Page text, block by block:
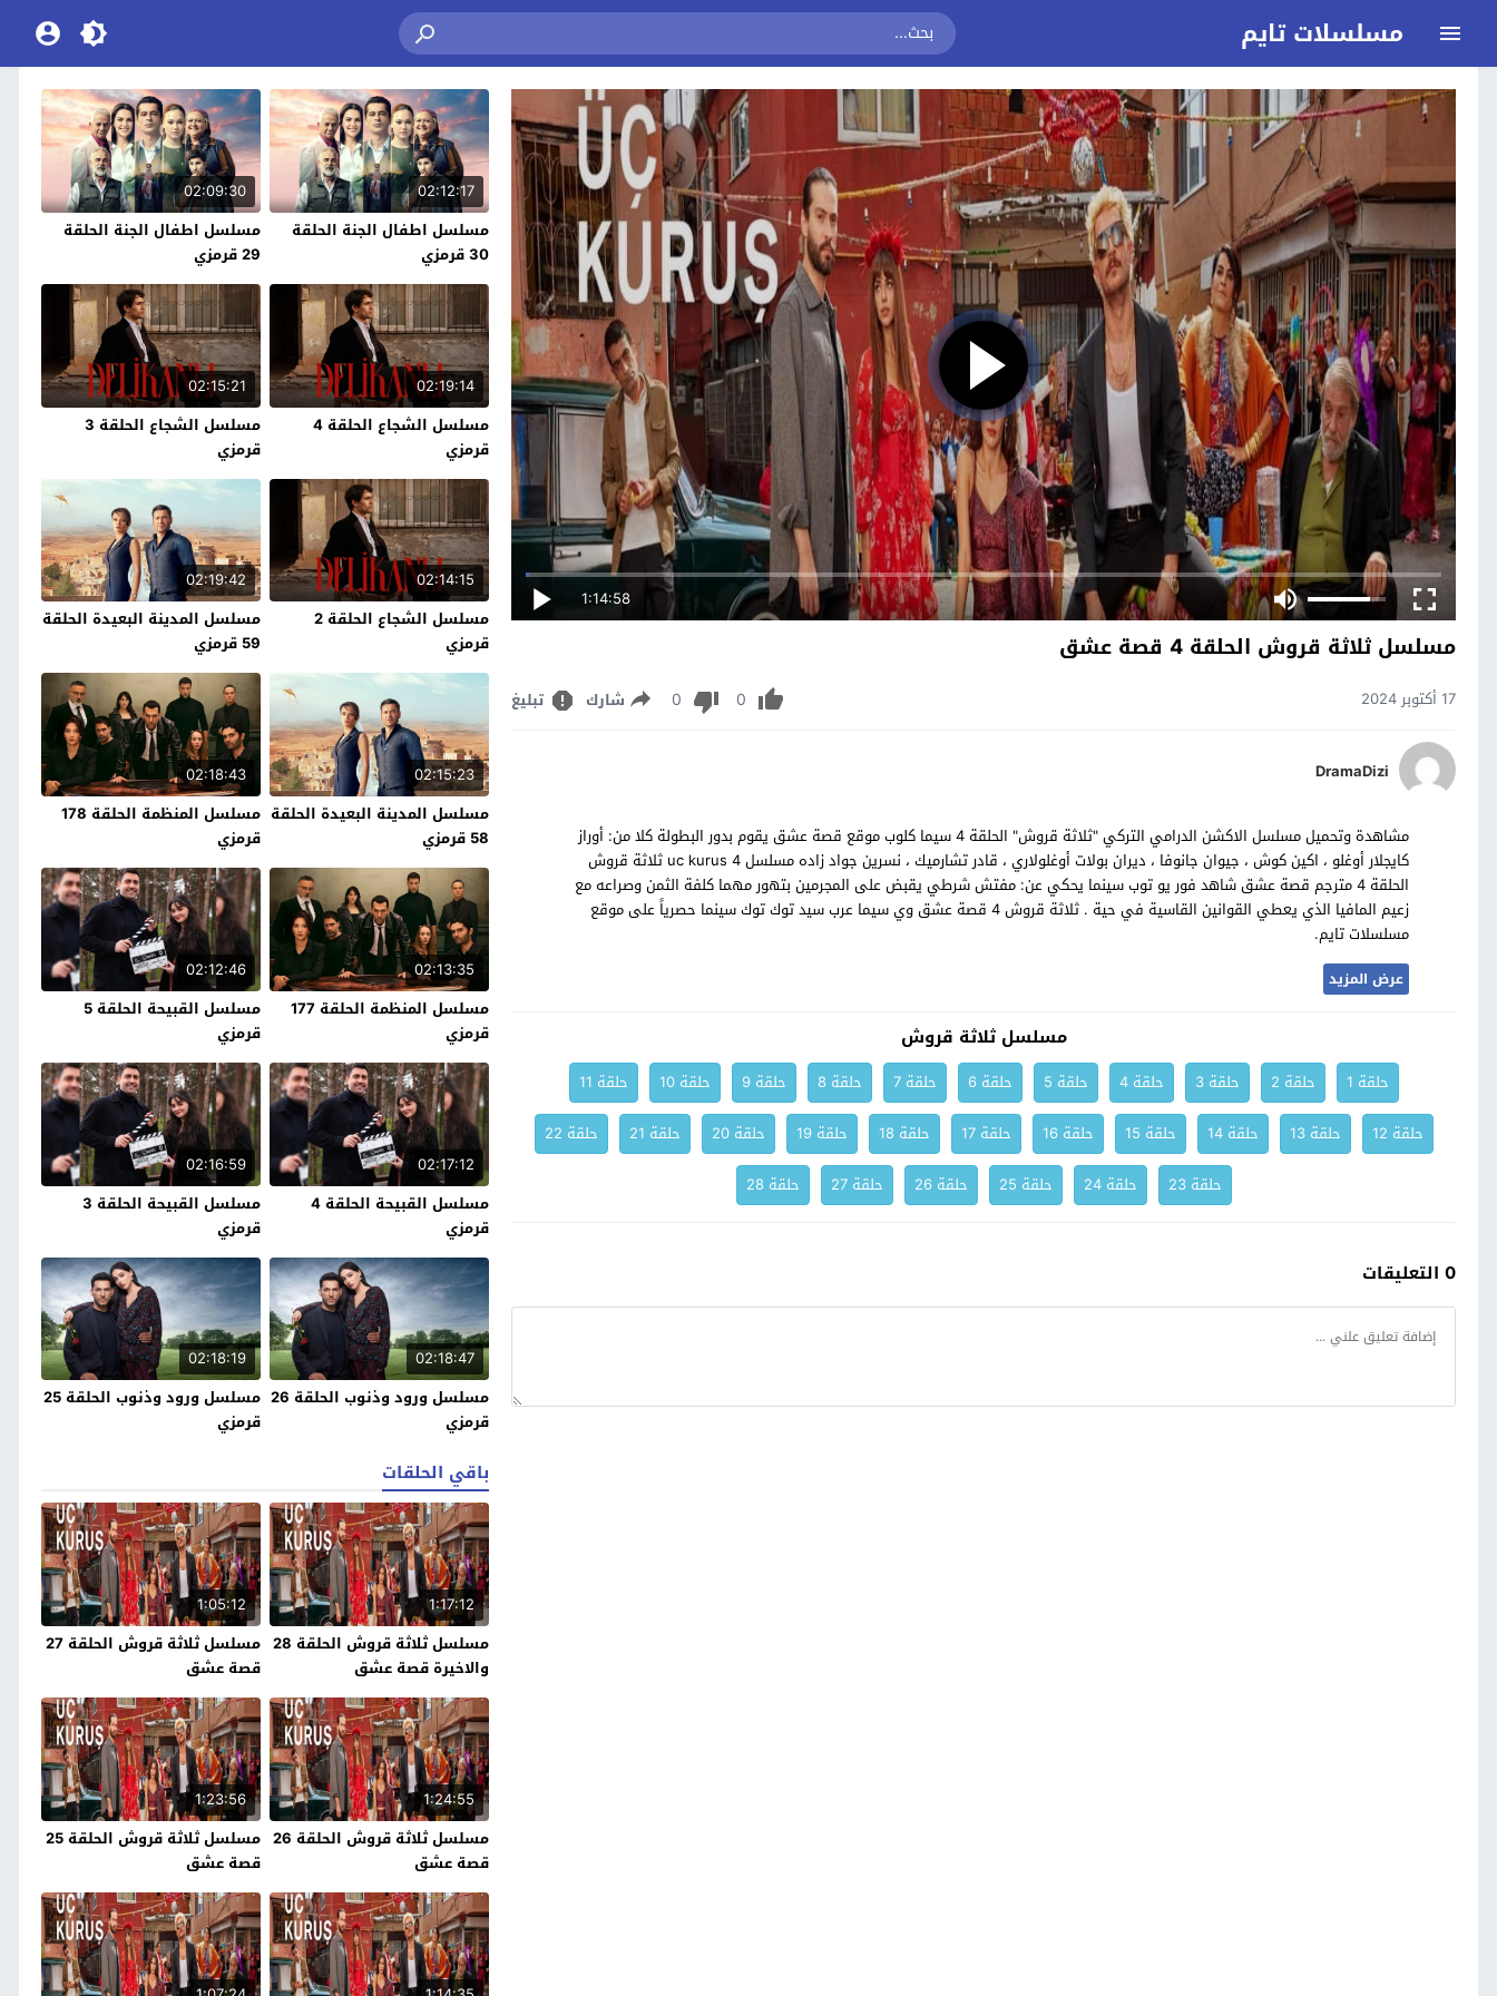
مسلسلات تايم
1:14:58
مسلسل ثلاثة قروش الحلقة 4 قصة عشق
17 أكتوبر 2024 0
0 شارك تبليغ
DramaDizi
مشاهدة وتحميل مسلسل الاكشن الدرامي التركي "ثلاثة قروش" الحلقة 4 سيما كلوب موقع قصة عشق يقوم بدور البطولة كلا من: أوراز
كايجلار أوغلو ، اكين كوش ، جيوان جانوفا ، ديران بولات أوغلولاري ، قادر تشارميك ، نسرين جواد زاده مسلسل uc kurus 4 ثلاثة قروش
الحلقة 4 مترجم قصة عشق شاهد فور يو توب سينما يحكي عن: مفتش شرطي يقبض على المجرمين بتهور مهما كلفة الثمن وصراعه مع
زعيم المافيا الذي يعطي القوانين القاسية في حية . ثلاثة قروش 4 قصة عشق وي سيما عرب سيد توك توك سينما حصرياً على موقع
مسلسلات تايم.
عرض المزيد
مسلسل ثلاثة قروش
حلقة 1 حلقة 2 حلقة 3 حلقة 4 حلقة 5 حلقة 6 حلقة 7 حلقة 8 حلقة 9 حلقة 10
حلقة 11
حلقة 12
حلقة 13 حلقة 14 حلقة 15 حلقة 16 حلقة 17 حلقة 18 حلقة 19 حلقة 20 حلقة 21
حلقة 22
حلقة 23
حلقة 24 حلقة 25 حلقة 26 حلقة 27 حلقة 28
0 التعليقات
02:12:17
مسلسل اطفال الجنة الحلقة
30 قرمزي
02:09:30
مسلسل اطفال الجنة الحلقة
29 قرمزي
02:19:14
مسلسل الشجاع الحلقة 4
قرمزي
02:15:21
مسلسل الشجاع الحلقة 3
قرمزي
02:14:15
مسلسل الشجاع الحلقة 2
قرمزي
02:19:42
مسلسل المدينة البعيدة الحلقة
59 قرمزي
02:15:23
مسلسل المدينة البعيدة الحلقة
58 قرمزي
02:18:43
مسلسل المنظمة الحلقة 178
قرمزي
02:13:35
مسلسل المنظمة الحلقة 177
قرمزي
02:12:46
مسلسل القبيحة الحلقة 5
قرمزي
02:17:12
مسلسل القبيحة الحلقة 4
قرمزي
02:16:59
مسلسل القبيحة الحلقة 3
قرمزي
02:18:47
مسلسل ورود وذنوب الحلقة 26
قرمزي
02:18:19
مسلسل ورود وذنوب الحلقة 25
قرمزي
باقي الحلقات
1:17:12
مسلسل ثلاثة قروش الحلقة 28
والاخيرة قصة عشق
1:05:12
مسلسل ثلاثة قروش الحلقة 27
قصة عشق
1:24:55
مسلسل ثلاثة قروش الحلقة 26
قصة عشق
1:23:56
مسلسل ثلاثة قروش الحلقة 25
قصة عشق